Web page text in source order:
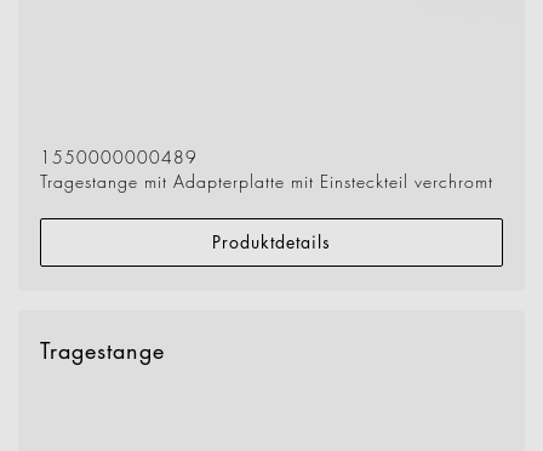
1550000000489
Tragestange mit Adapterplatte mit Einsteckteil verchromt
Produktdetails
Tragestange